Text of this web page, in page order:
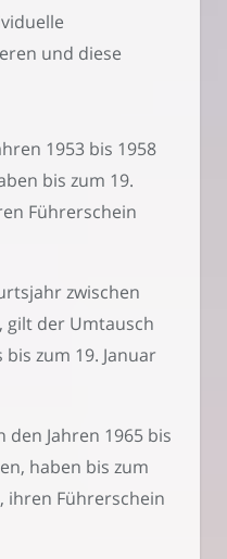
und diese
1953 bis 1958
bis zum 19.
Führerschein
zwischen
gilt der Umtausch
zum 19. Januar
den Jahren 1965 bis
haben bis zum
ihren Führerschein